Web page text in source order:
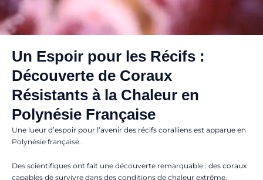
Un Espoir pour les Récifs :
Découverte de Coraux
Résistants à la Chaleur en
Polynésie Française
Une lueur d’espoir pour l’avenir des récifs coralliens est apparue en
Polynésie française.
Des scientifiques ont fait une découverte remarquable : des coraux
capables de survivre dans des conditions de chaleur extrême,